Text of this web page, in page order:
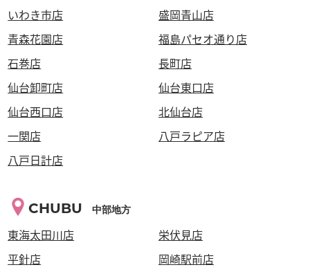
いわき市店
盛岡青山店
青森花園店
福島パセオ通り店
石巻店
長町店
仙台卸町店
仙台東口店
仙台西口店
北仙台店
一関店
八戸ラピア店
八戸日計店
CHUBU 中部地方
東海太田川店
栄伏見店
平針店
岡崎駅前店